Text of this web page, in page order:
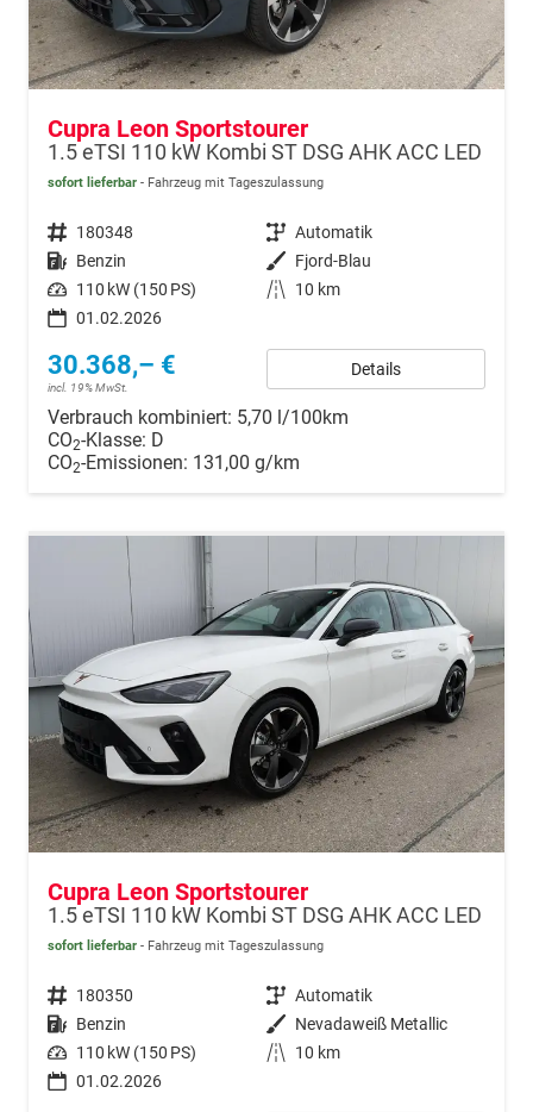
Cupra Leon Sportstourer
1.5 eTSI 110 kW Kombi ST DSG AHK ACC LED
sofort lieferbar Fahrzeug mit Tageszulassung
Fahrzeugnr. 180348 Getriebe Automatik
Kraftstoff Benzin Außenfarbe Fjord-Blau
Leistung 110 kW (150 PS) Kilometerstand
10 km
01.02.2026
30.368,– €
incl. 19% MwSt.
Details
Verbrauch kombiniert: 5,70 l/100km
CO2-Klasse: D
CO2-Emissionen: 131,00 g/km
Cupra Leon Sportstourer
1.5 eTSI 110 kW Kombi ST DSG AHK ACC LED
sofort lieferbar Fahrzeug mit Tageszulassung
Fahrzeugnr. 180350 Getriebe Automatik
Kraftstoff Benzin Außenfarbe Nevadaweiß Metallic
Leistung 110 kW (150 PS) Kilometerstand
10 km
01.02.2026